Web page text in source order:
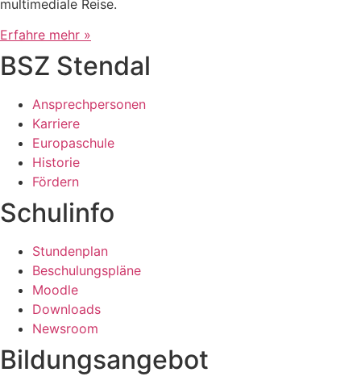
multimediale Reise.
Erfahre mehr »
BSZ Stendal
Ansprechpersonen
Karriere
Europaschule
Historie
Fördern
Schulinfo
Stundenplan
Beschulungspläne
Moodle
Downloads
Newsroom
Bildungsangebot